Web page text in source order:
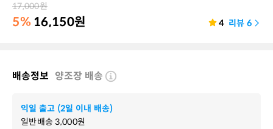
17,000원
5% 16,150원 4 리뷰 6
배송정보 양조장 배송
익일 출고 (2일 이내 배송)
일반배송3,000원